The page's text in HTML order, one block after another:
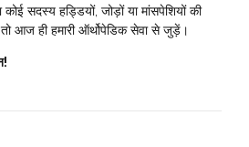
सदस्य हड्डियों, जोड़ों या मांसपेशियों की
आज ही हमारी ऑर्थोपेडिक सेवा से जुड़ें।